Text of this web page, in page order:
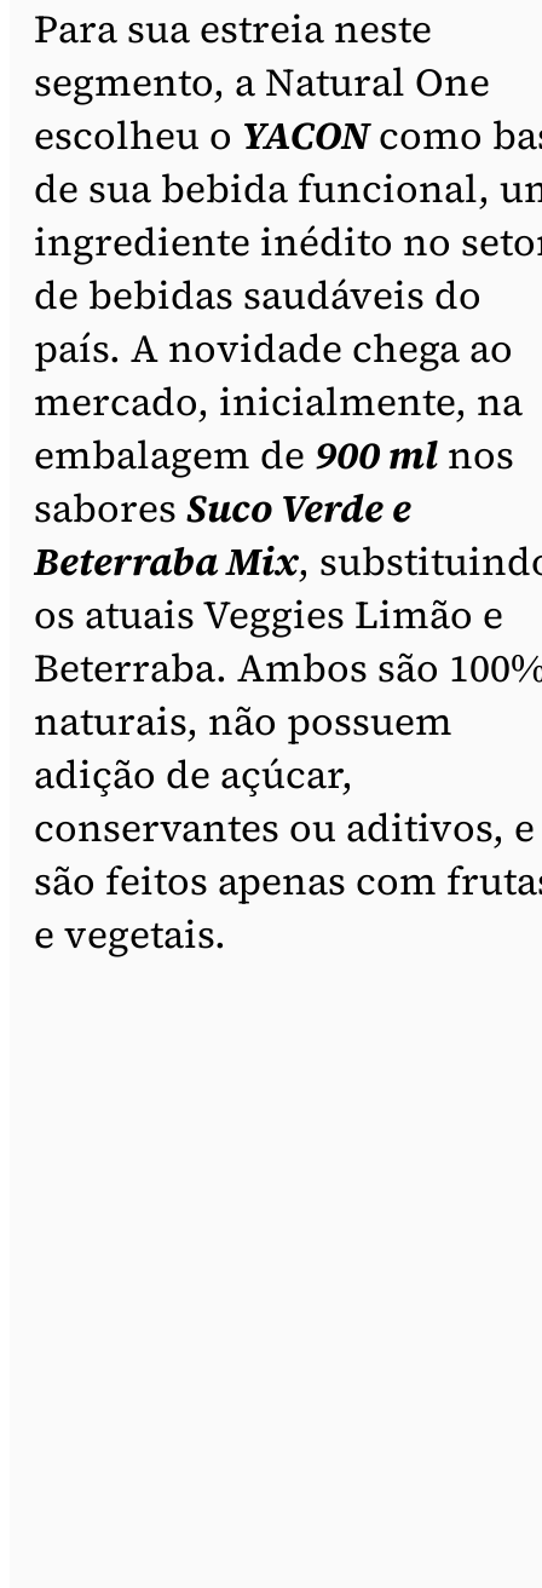
Para sua estreia neste
segmento, a Natural One
escolheu o YACONcomo
de sua bebida funcional,
ingrediente inédito no
de bebidas saudáveis do
país. A novidade chega ao
mercado, inicialmente, na
embalagem de 900 ml nos
sabores Suco Verde e
Beterraba Mix,
os atuais Veggies Limão e
Beterraba. Ambos são
naturais, não possuem
adição de açúcar,
conservantes ou aditivos, e
são feitos apenas com
e vegetais.